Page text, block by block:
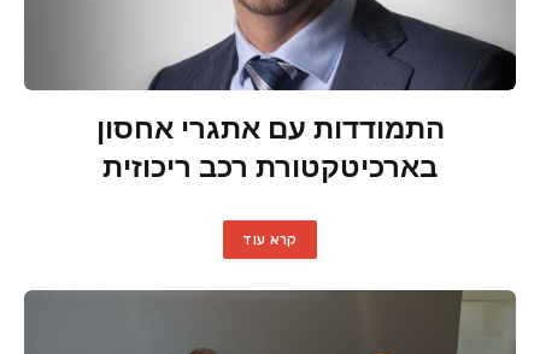
התמודדות עם אתגרי אחסון
בארכיטקטורת רכב ריכוזית
קרא עוד